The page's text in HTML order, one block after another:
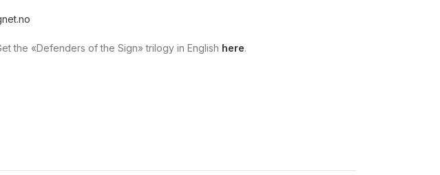
the «Defenders of the Sign» trilogy in English here.